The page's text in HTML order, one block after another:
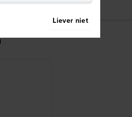
Liever niet